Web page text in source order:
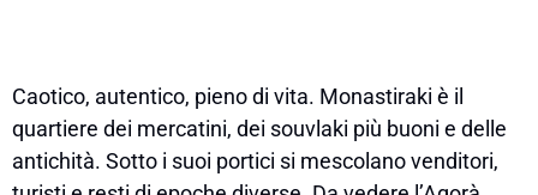
Caotico, autentico, pieno di vita. Monastiraki è il
quartiere dei mercatini, dei souvlaki più buoni e delle
antichità. Sotto i suoi portici si mescolano venditori,